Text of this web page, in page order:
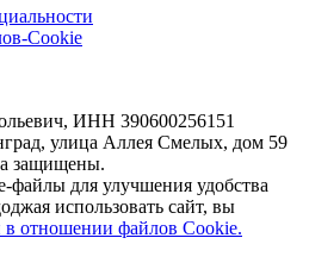
Cookie
ИНН 390600256151
улица Аллея Смелых, дом 59
защищены.
файлы для улучшения удобства
использовать сайт, вы
в отношении файлов Сookie.